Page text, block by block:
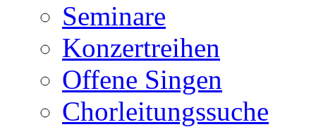
Seminare
Konzertreihen
Offene Singen
Chorleitungssuche